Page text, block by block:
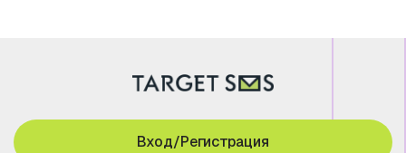
Вход/Регистрация